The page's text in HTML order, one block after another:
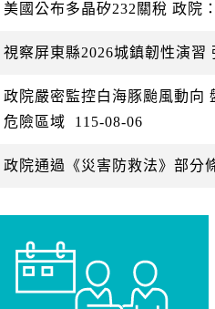
美國公布多晶矽232關稅 政院
視察屏東縣2026城鎮韌性演習
政院嚴密監控白海豚颱風動向
危險區域
115-08-06
政院通過《災害防救法》部分